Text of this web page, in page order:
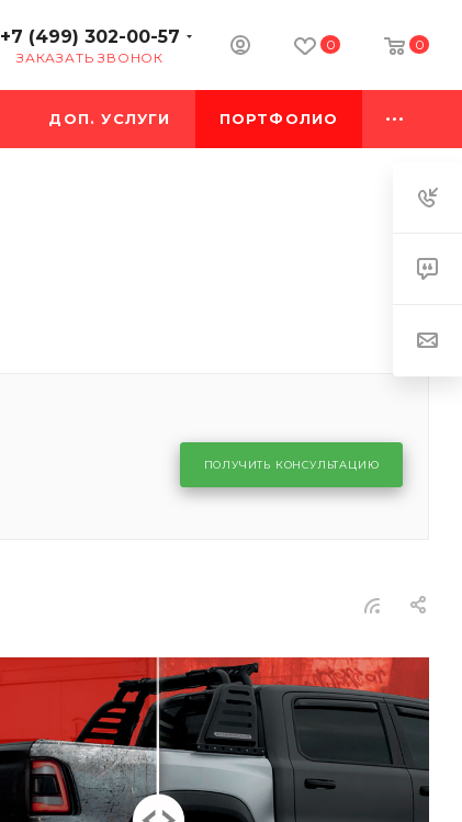
+7 (499) 302-00-57
ЗАКАЗАТЬ ЗВОНОК
0 0
ДОП. УСЛУГИ ПОРТФОЛИО
ПОЛУЧИТЬ КОНСУЛЬТАЦИЮ